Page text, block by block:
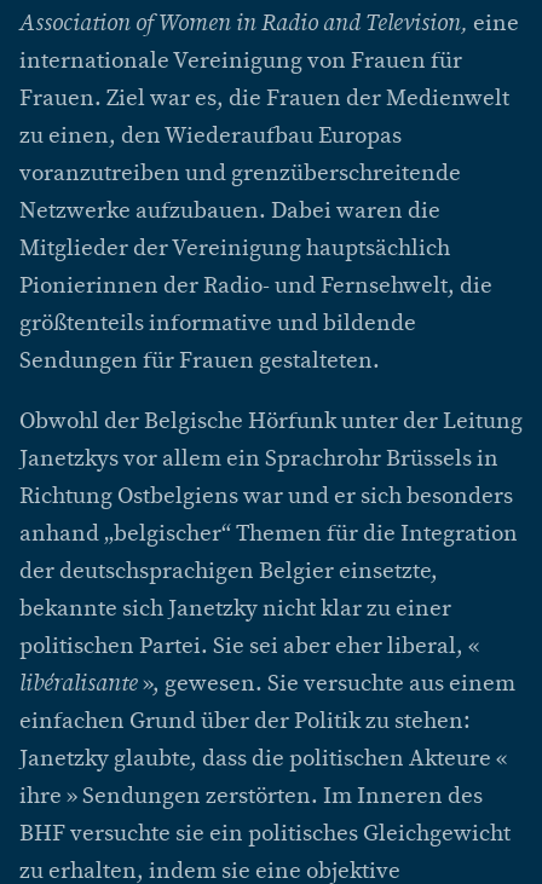
Association of Women in Radio and Television, eine
internationale Vereinigung von Frauen für
Frauen. Ziel war es, die Frauen der Medienwelt
zu einen, den Wiederaufbau Europas
voranzutreiben und grenzüberschreitende
Netzwerke aufzubauen. Dabei waren die
Mitglieder der Vereinigung hauptsächlich
Pionierinnen der Radio- und Fernsehwelt, die
größtenteils informative und bildende
Sendungen für Frauen gestalteten.
Obwohl der Belgische Hörfunk unter der Leitung
Janetzkys vor allem ein Sprachrohr Brüssels in
Richtung Ostbelgiens war und er sich besonders
anhand „belgischer“ Themen für die Integration
der deutschsprachigen Belgier einsetzte,
bekannte sich Janetzky nicht klar zu einer
politischen Partei. Sie sei aber eher liberal, «
libéralisante », gewesen. Sie versuchte aus einem
einfachen Grund über der Politik zu stehen:
Janetzky glaubte, dass die politischen Akteure «
ihre » Sendungen zerstörten. Im Inneren des
BHF versuchte sie ein politisches Gleichgewicht
zu erhalten, indem sie eine objektive